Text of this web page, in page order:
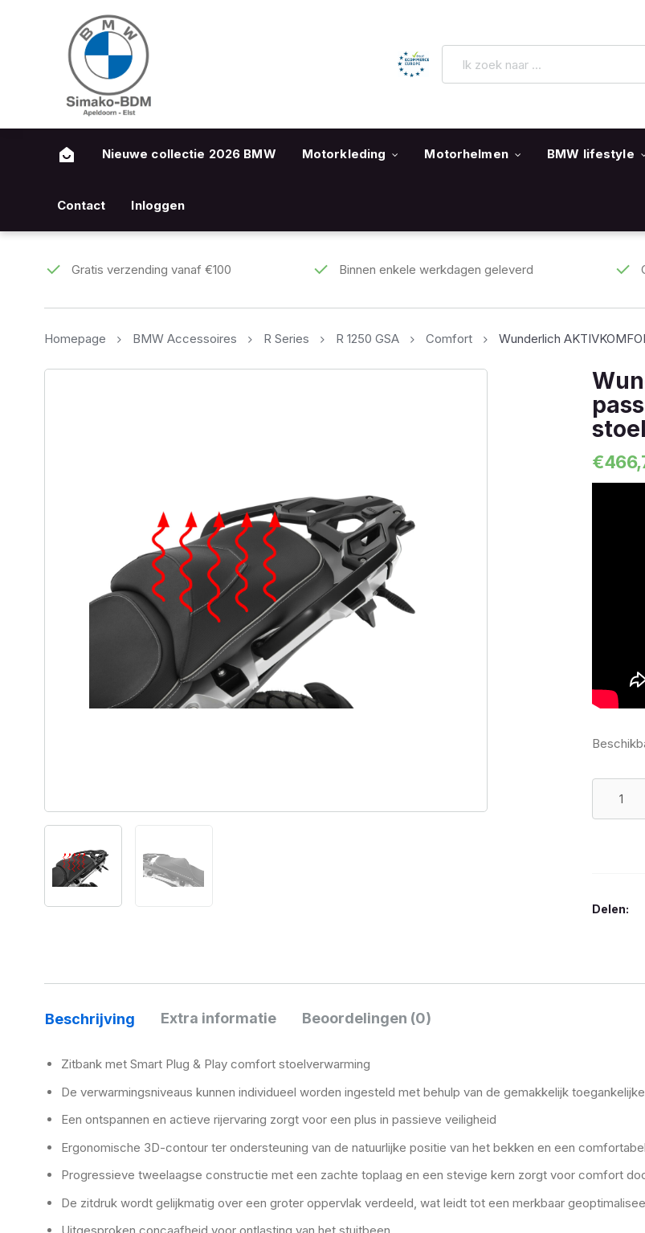
Nieuwe collectie 2026 BMW Motorkleding Motorhelmen BMW lifestyle
Contact Inloggen
Gratis verzending vanaf €100 Binnen enkele werkdagen geleverd
Homepage BMW Accessoires R Series R 1250 GSA Comfort Wunderlich
€
aantal
Delen:
Beschrijving Extra informatie Beoordelingen (0)
Zitbank met Smart Plug & Play comfort stoelverwarming
De verwarmingsniveaus kunnen individueel worden ingesteld met behulp van de gemakkelijk
Een ontspannen en actieve rijervaring zorgt voor een plus in passieve veiligheid
Ergonomische 3D-contour ter ondersteuning van de natuurlijke positie van het bekken en een
Progressieve tweelaagse constructie met een zachte toplaag en een stevige kern zorgt voor comfort
De zitdruk wordt gelijkmatig over een groter oppervlak verdeeld, wat leidt tot een merkbaar